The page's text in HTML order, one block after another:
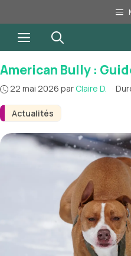
au
contenuMenu
Actualités
American Bully :
22 mai 2026 par Claire D. ·